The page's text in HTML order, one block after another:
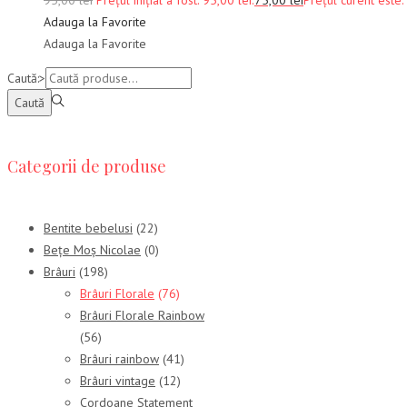
Adauga la Favorite
Adauga la Favorite
Caută:>
Caută
Categorii de produse
Bentite bebelusi (22)
Bețe Moș Nicolae (0)
Brâuri (198)
Brâuri Florale (76)
Brâuri Florale Rainbow
(56)
Brâuri rainbow (41)
Brâuri vintage (12)
Cordoane Statement